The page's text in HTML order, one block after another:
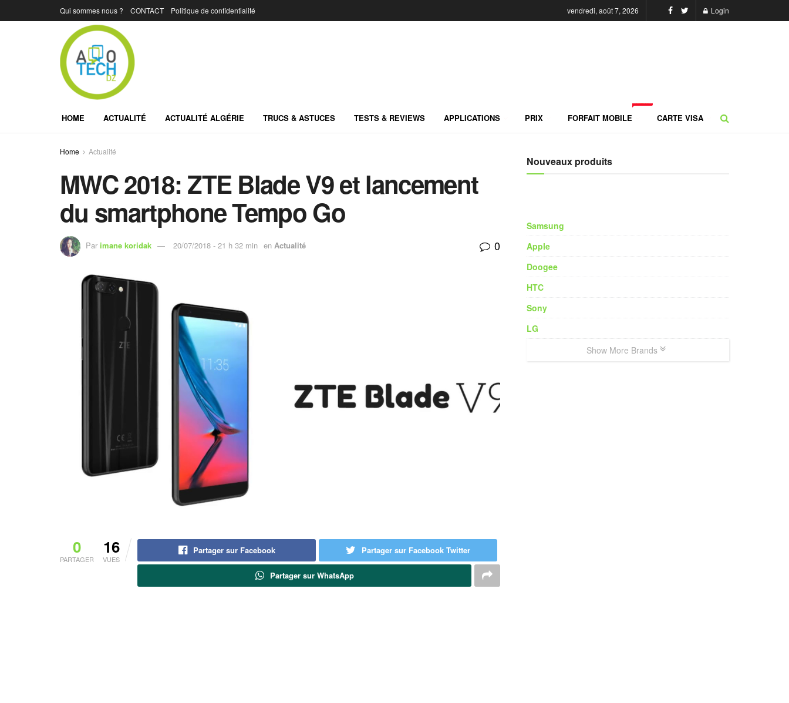
Qui sommes nous ? CONTACT Politique de confidentialité vendredi, août 7, 2026 Login
HOME ACTUALITÉ ACTUALITÉ ALGÉRIE TRUCS & ASTUCES TESTS & REVIEWS APPLICATIONS PRIX FORFAIT MOBILE CARTE VISA
Home Actualité
MWC 2018: ZTE Blade V9 et lancement
du smartphone Tempo Go
Par imane koridak 20/07/2018 - 21 h 32 min en Actualité 0
0
PARTAGER
16
VUES
Partager sur Facebook Partager sur Facebook Twitter
Partager sur WhatsApp
Nouveaux produits
Samsung
Apple
Doogee
HTC
Sony
LG
Show More Brands